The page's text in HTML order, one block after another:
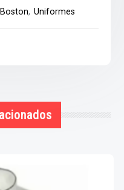
,Uniformes